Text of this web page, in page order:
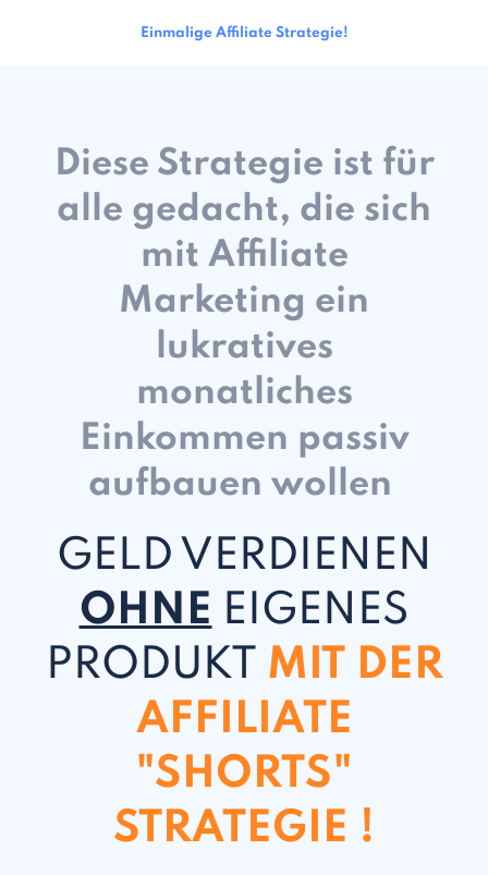
Einmalige Affiliate Strategie!
Diese Strategie ist für
alle gedacht, die sich
mit Affiliate
Marketing ein
lukratives
monatliches
Einkommen passiv
aufbauen wollen
GELD VERDIENEN
OHNE EIGENES
PRODUKT MIT DER
AFFILIATE
"SHORTS"
STRATEGIE !